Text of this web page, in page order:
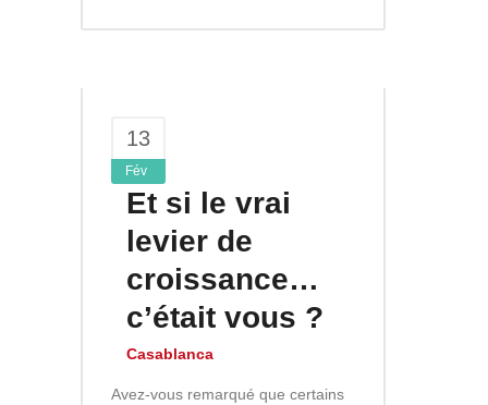
13
Fév
Et si le vrai
levier de
croissance…
c’était vous ?
Casablanca
Avez-vous remarqué que certains